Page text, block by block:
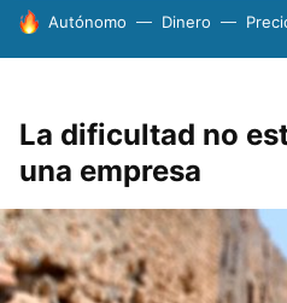
HOY SE HABLA DE
Autónomo Dinero
La dificultad no
una empresa